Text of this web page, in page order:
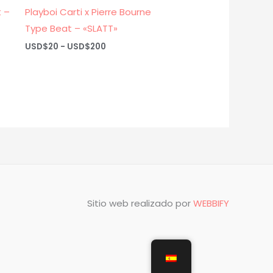
–
Playboi Carti x Pierre Bourne
Type Beat – «SLATT»
USD$20 - USD$200Rango
Sitio web realizado porWEBBIFY